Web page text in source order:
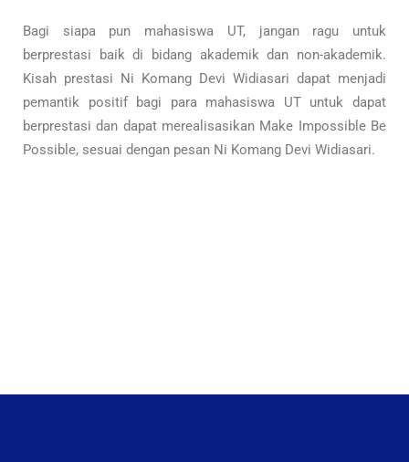
Bagi siapa pun mahasiswa UT, jangan ragu untuk
berprestasi baik di bidang akademik dan non-akademik.
Kisah prestasi Ni Komang Devi Widiasari dapat menjadi
pemantik positif bagi para mahasiswa UT untuk dapat
berprestasi dan dapat merealisasikan Make Impossible Be
Possible, sesuai dengan pesan Ni Komang Devi Widiasari.